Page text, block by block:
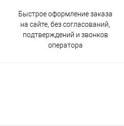
Быстрое оформление заказа
на сайте, без согласований,
подтверждений и звонков
оператора